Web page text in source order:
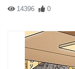
14396 0